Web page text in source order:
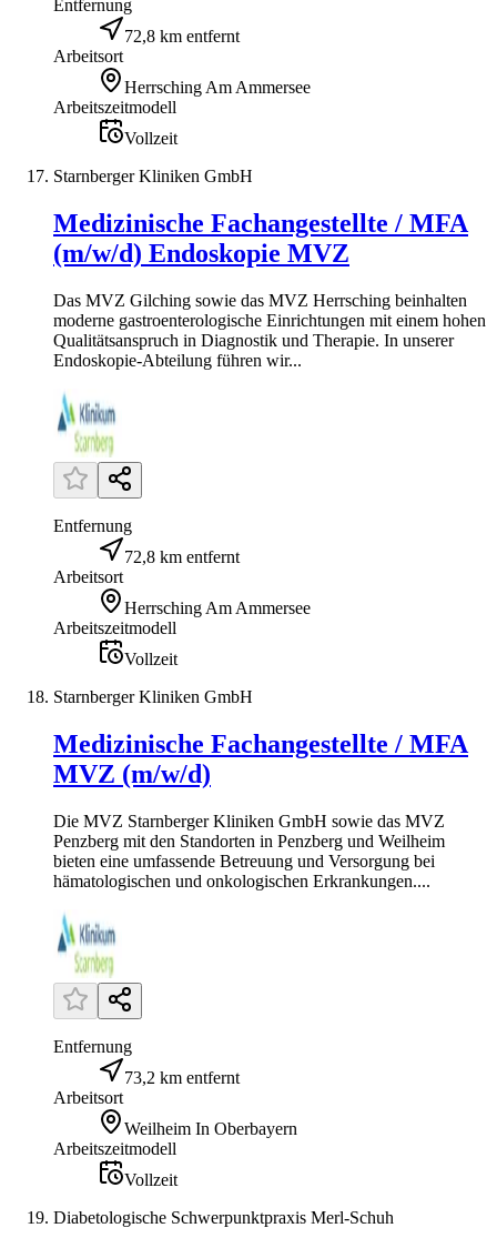
Entfernung
72,8 km entfernt
Arbeitsort
Herrsching Am Ammersee
Arbeitszeitmodell
Vollzeit
Starnberger Kliniken GmbH
Medizinische Fachangestellte / MFA
(m/w/d) Endoskopie MVZ
Das MVZ Gilching sowie das MVZ Herrsching beinhalten
moderne gastroenterologische Einrichtungen mit einem hohen
Qualitätsanspruch in Diagnostik und Therapie. In unserer
Endoskopie-Abteilung führen wir...
Entfernung
72,8 km entfernt
Arbeitsort
Herrsching Am Ammersee
Arbeitszeitmodell
Vollzeit
Starnberger Kliniken GmbH
Medizinische Fachangestellte / MFA
MVZ (m/w/d)
Die MVZ Starnberger Kliniken GmbH sowie das MVZ
Penzberg mit den Standorten in Penzberg und Weilheim
bieten eine umfassende Betreuung und Versorgung bei
hämatologischen und onkologischen Erkrankungen....
Entfernung
73,2 km entfernt
Arbeitsort
Weilheim In Oberbayern
Arbeitszeitmodell
Vollzeit
Diabetologische Schwerpunktpraxis Merl-Schuh